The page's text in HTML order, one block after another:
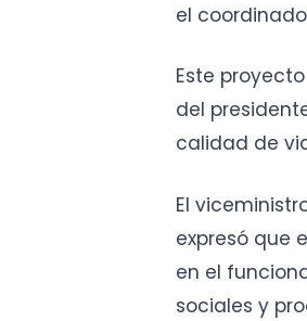
el
Este
del
calidad de
El
expresó que
en el
sociales y